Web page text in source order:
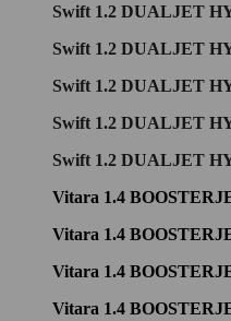
Swift 1.2 DUALJET
Swift 1.2 DUALJET
Swift 1.2 DUALJET
Swift 1.2 DUALJET
Swift 1.2 DUALJET
Vitara 1.4
Vitara 1.4
Vitara 1.4
Vitara 1.4